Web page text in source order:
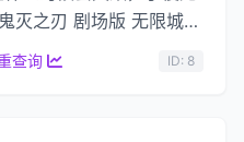
灭之刃 剧场版 无限城
可保 …...
查询 ID: 8